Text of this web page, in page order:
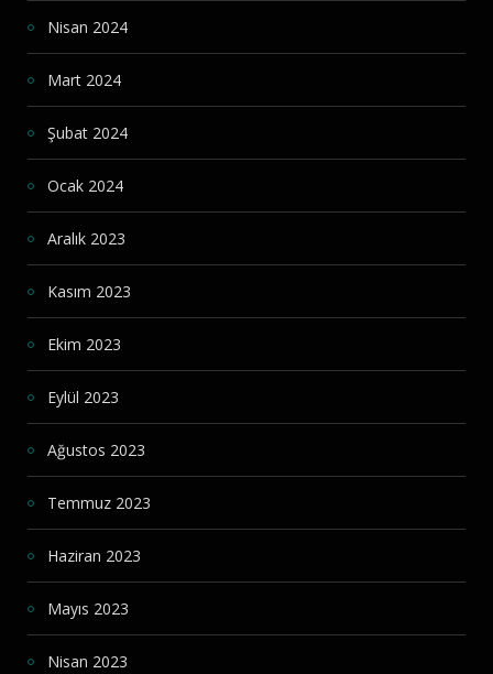
Nisan 2024
Mart 2024
Şubat 2024
Ocak 2024
Aralık 2023
Kasım 2023
Ekim 2023
Eylül 2023
Ağustos 2023
Temmuz 2023
Haziran 2023
Mayıs 2023
Nisan 2023